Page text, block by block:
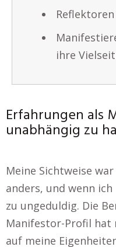
ihre
Erfahrungen als
unabhängig zu
Meine Sichtweise
anders, und wenn
zu ungeduldig. Die
Manifestor-Profil hat
auf meine